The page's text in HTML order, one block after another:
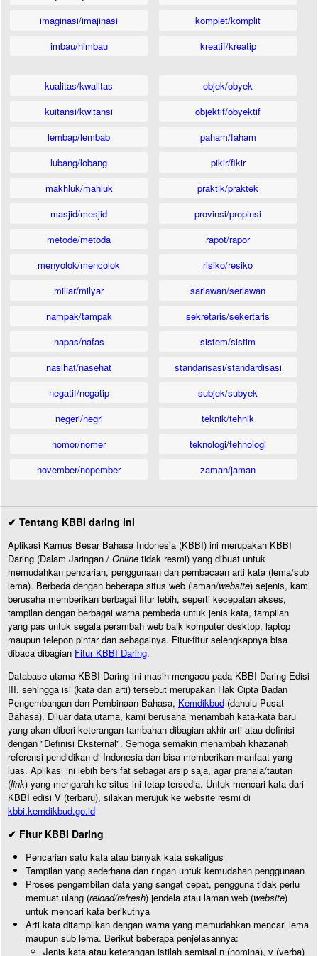
imaginasi/imajinasi
imbau/himbau
komplet/komplit
kreatif/kreatip
kualitas/kwalitas
kuitansi/kwitansi
lembap/lembab
lubang/lobang
makhluk/mahluk
masjid/mesjid
metode/metoda
menyolok/mencolok
miliar/milyar
nampak/tampak
napas/nafas
nasihat/nasehat
negatif/negatip
negeri/negri
nomor/nomer
november/nopember
objek/obyek
objektif/obyektif
paham/faham
pikir/fikir
praktik/praktek
provinsi/propinsi
rapot/rapor
risiko/resiko
sariawan/seriawan
sekretaris/sekertaris
sistem/sistim
standarisasi/standardisasi
subjek/subyek
teknik/tehnik
teknologi/tehnologi
zaman/jaman
✔ Tentang KBBI daring ini
Aplikasi Kamus Besar Bahasa Indonesia (KBBI) ini merupakan KBBI
Daring (Dalam Jaringan / Online tidak resmi) yang dibuat untuk
memudahkan pencarian, penggunaan dan pembacaan arti kata (lema/sub
lema). Berbeda dengan beberapa situs web (laman/website) sejenis, kami
berusaha memberikan berbagai fitur lebih, seperti kecepatan akses,
tampilan dengan berbagai warna pembeda untuk jenis kata, tampilan
yang pas untuk segala perambah web baik komputer desktop, laptop
maupun telepon pintar dan sebagainya. Fitur-fitur selengkapnya bisa
dibaca dibagian Fitur KBBI Daring.
Database utama KBBI Daring ini masih mengacu pada KBBI Daring Edisi
III, sehingga isi (kata dan arti) tersebut merupakan Hak Cipta Badan
Pengembangan dan Pembinaan Bahasa, Kemdikbud (dahulu Pusat
Bahasa). Diluar data utama, kami berusaha menambah kata-kata baru
yang akan diberi keterangan tambahan dibagian akhir arti atau definisi
dengan "Definisi Eksternal". Semoga semakin menambah khazanah
referensi pendidikan di Indonesia dan bisa memberikan manfaat yang
luas. Aplikasi ini lebih bersifat sebagai arsip saja, agar pranala/tautan
(link) yang mengarah ke situs ini tetap tersedia. Untuk mencari kata dari
KBBI edisi V (terbaru), silakan merujuk ke website resmi di
kbbi.kemdikbud.go.id
✔ Fitur KBBI Daring
Pencarian satu kata atau banyak kata sekaligus
Tampilan yang sederhana dan ringan untuk kemudahan penggunaan
Proses pengambilan data yang sangat cepat, pengguna tidak perlu
memuat ulang (reload/refresh) jendela atau laman web (website)
untuk mencari kata berikutnya
Arti kata ditampilkan dengan warna yang memudahkan mencari lema
maupun sub lema. Berikut beberapa penjelasannya:
Jenis kata atau keterangan istilah semisal n (nomina), v (verba)